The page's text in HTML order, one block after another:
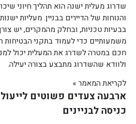
שדרוג מעלית ישנה הוא תהליך חיוני
והנוחות של הדיירים בבניין. מעליות
בבעיות טכניות, ובחלק מהמקרים, יש
משמעותיים כדי לעמוד בתקני הבטיחות
חכם במטרה לשדרג את המעלית יכול
ולוודא שהשדרוג מתבצע בצורה יעילה.
לקריאת המאמר »
ארבעה צעדים פשוטים
כניסה לבניינים